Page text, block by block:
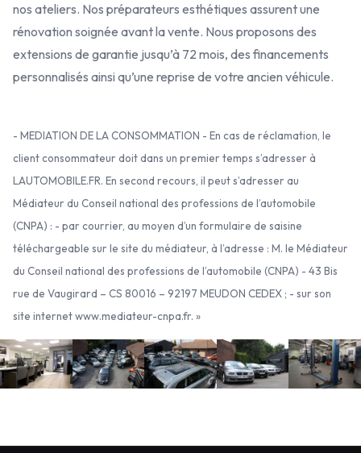
nos ateliers. Nos préparateurs esthétiques assurent une
rénovation soignée avant la vente. Nous proposons des
extensions de garantie jusqu’à 72 mois, des financements
personnalisés ainsi qu’une reprise de votre ancien véhicule.
- MEDIATION DE LA CONSOMMATION - En cas de réclamation, le
client consommateur doit dans un premier temps s’adresser à
LAUTOMOBILE.FR. En second recours, il peut s’adresser au
Médiateur du Conseil national des professions de l’automobile
(CNPA) : - par courrier, au moyen d’un formulaire de saisine
téléchargeable sur le site du médiateur, à l’adresse : M. le Médiateur
du Conseil national des professions de l’automobile (CNPA) - 43 Bis
rue de Vaugirard – CS 80016 – 92197 MEUDON CEDEX ; - sur son
site internet www.mediateur-cnpa.fr. »